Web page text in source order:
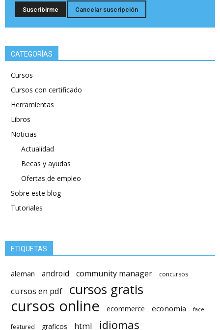
CATEGORÍAS
Cursos
Cursos con certificado
Herramientas
Libros
Noticias
Actualidad
Becas y ayudas
Ofertas de empleo
Sobre este blog
Tutoriales
ETIQUETAS
aleman android community manager concursos
cursos en pdf cursos gratis
cursos online ecommerce economia face
featured graficos html idiomas